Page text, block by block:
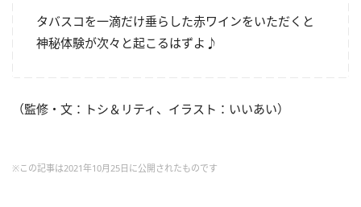
タバスコを一滴だけ垂らした赤ワインをいただくと
神秘体験が次々と起こるはずよ♪
（監修・文：トシ＆リティ、イラスト：いいあい）
※この記事は2021年10月25日に公開されたものです